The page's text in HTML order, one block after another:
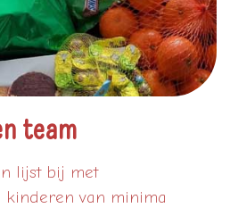
team
lijst bij met
kinderen van minima